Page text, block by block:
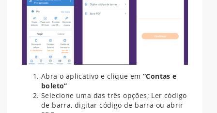
Abra o aplicativo e clique em “Contas e
boleto”
Selecione uma das três opções; Ler código
de barra, digitar código de barra ou abrir